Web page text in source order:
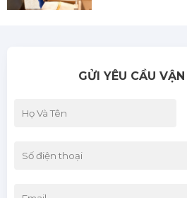
Đường bộ, đường
GỬI YÊU CẦU